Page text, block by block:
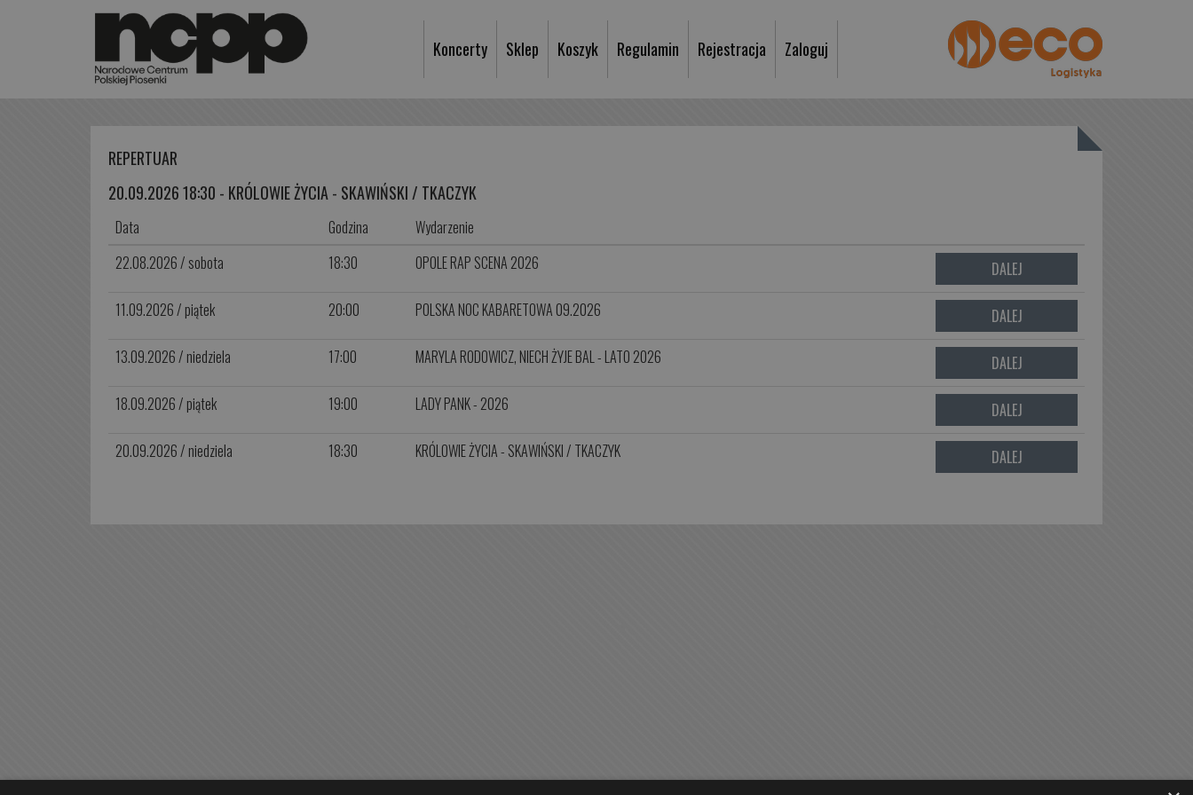
Koncerty Sklep Koszyk Regulamin Rejestracja Zaloguj
REPERTUAR
20.09.2026 18:30 - KRÓLOWIE ŻYCIA - SKAWIŃSKI / TKACZYK
Data Godzina
Wydarzenie
22.08.2026 / sobota
18:30 OPOLE RAP SCENA 2026
DALEJ
11.09.2026 / piątek
20:00 POLSKA NOC KABARETOWA 09.2026
DALEJ
13.09.2026 / niedziela
17:00 MARYLA RODOWICZ, NIECH ŻYJE BAL - LATO 2026
DALEJ
18.09.2026 / piątek
19:00 LADY PANK - 2026
DALEJ
20.09.2026 / niedziela
18:30 KRÓLOWIE ŻYCIA - SKAWIŃSKI / TKACZYK DALEJ